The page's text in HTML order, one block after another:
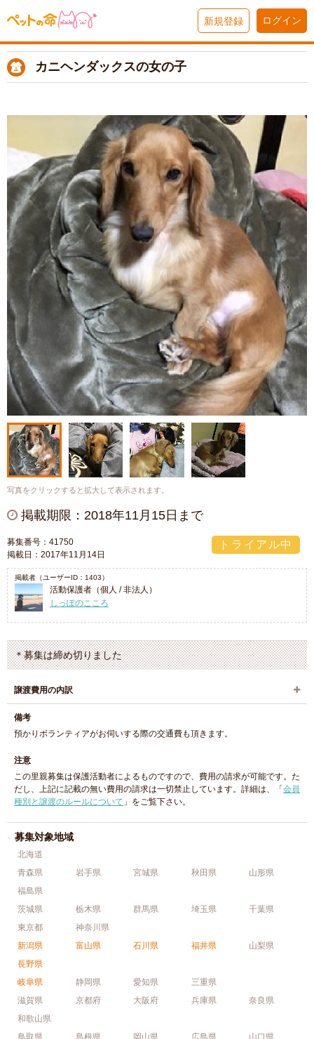
新規登録 ログイン
カニヘンダックスの女の子
写真をクリックすると拡大して表示されます。
掲載期限：2018年11月15日まで
募集番号：41750
掲載日：2017年11月14日
トライアル中
掲載者（ユーザーID：1403）
活動保護者（個人 / 非法人）
しっぽのこころ
＊募集は締め切りました
譲渡費用の内訳
備考
預かりボランティアがお伺いする際の交通費も頂きます。
注意
この里親募集は保護活動者によるものですので、費用の請求が可能です。た
だし、上記に記載の無い費用の請求は一切禁止しています。詳細は、「 会員
種別と譲渡のルールについて 」をご覧下さい。
募集対象地域
北海道
青森県
岩手県 宮城県 秋田県
山形県
福島県
茨城県
栃木県 群馬県 埼玉県
千葉県
東京都
神奈川県
新潟県
富山県 石川県 福井県
山梨県
長野県
岐阜県
静岡県 愛知県
三重県
滋賀県
京都府 大阪府 兵庫県
奈良県
和歌山県
鳥取県
島根県 岡山県 広島県
山口県